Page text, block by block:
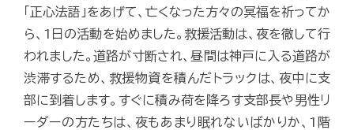
「正心法語」をあげて、亡くなった方々の冥福を祈ってか
ら、1日の活動を始めました。救援活動は、夜を徹して行
われました。道路が寸断され、昼間は神戸に入る道路が
渋滞するため、救援物資を積んだトラックは、夜中に支
部に到着します。すぐに積み荷を降ろす支部長や男性リ
ーダーの方たちは、夜もあまり眠れないばかりか、1階